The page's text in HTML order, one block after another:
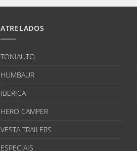
ATRELADOS
TONIAUTO
HUMBAUR
IBERICA
HERO CAMPER
VESTA TRAILERS
ESPECIAIS